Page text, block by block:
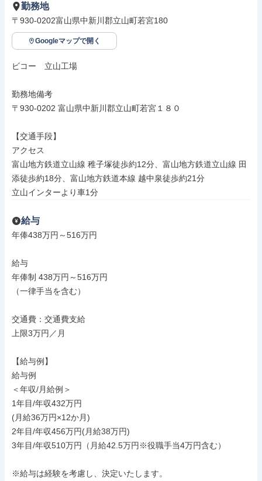
勤務地
〒930-0202富山県中新川郡立山町若宮180
Googleマップで開く
ビコー　立山工場
勤務地備考
〒930-0202 富山県中新川郡立山町若宮１８０
【交通手段】
アクセス
富山地方鉄道立山線 稚子塚徒歩約12分、富山地方鉄道立山線 田
添徒歩約18分、富山地方鉄道本線 越中泉徒歩約21分
立山インターより車1分
給与
年俸438万円～516万円
給与
年俸制 438万円～516万円
（一律手当を含む）
交通費：交通費支給
上限3万円／月
【給与例】
給与例
＜年収/月給例＞
1年目/年収432万円
(月給36万円×12か月)
2年目/年収456万円(月給38万円)
3年目/年収510万円（月給42.5万円※役職手当4万円含む）
※給与は経験を考慮し、決定いたします。